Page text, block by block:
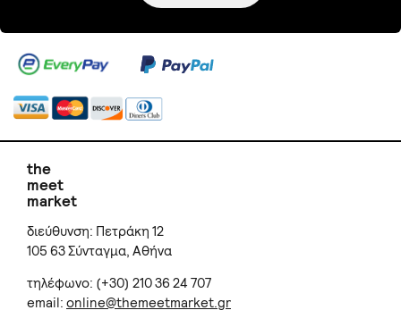
the
meet
market
διεύθυνση: Πετράκη 12
105 63 Σύνταγμα, Αθήνα
τηλέφωνο: (+30) 210 36 24 707
email: online@themeetmarket.gr